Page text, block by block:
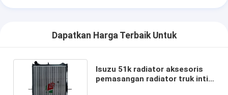
Dapatkan Harga Terbaik Untuk
Isuzu 51k radiator aksesoris
pemasangan radiator truk inti